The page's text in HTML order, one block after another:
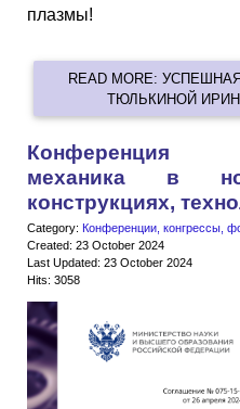
плазмы!
READ MORE:
ТЮЛЬКИНОЙ
Конференция
механика в
конструкциях,
Category: Конференции, конгрессы,
Created: 23 October 2024
Last Updated: 23 October 2024
Hits: 3058